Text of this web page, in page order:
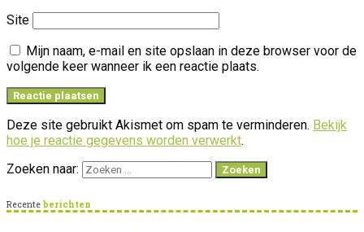
Site
Mijn naam, e-mail en site opslaan in deze browser voor de
volgende keer wanneer ik een reactie plaats.
Deze site gebruikt Akismet om spam te verminderen. Bekijk
hoe je reactie gegevens worden verwerkt.
Zoeken naar:
Recente berichten